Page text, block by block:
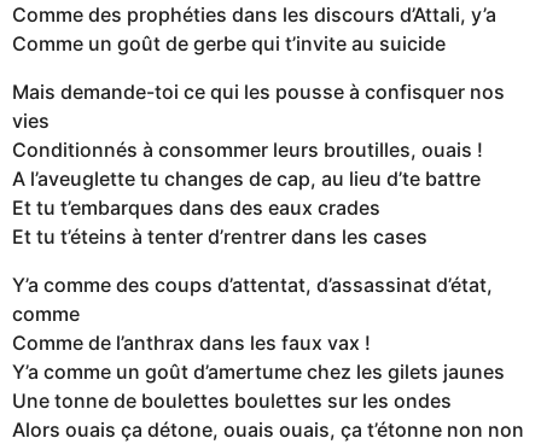
Comme des prophéties dans les discours d’Attali, y’a
Comme un goût de gerbe qui t’invite au suicide
Mais demande-toi ce qui les pousse à confisquer nos
vies
Conditionnés à consommer leurs broutilles, ouais !
A l’aveuglette tu changes de cap, au lieu d’te battre
Et tu t’embarques dans des eaux crades
Et tu t’éteins à tenter d’rentrer dans les cases
Y’a comme des coups d’attentat, d’assassinat d’état,
comme
Comme de l’anthrax dans les faux vax !
Y’a comme un goût d’amertume chez les gilets jaunes
Une tonne de boulettes boulettes sur les ondes
Alors ouais ça détone, ouais ouais, ça t’étonne non non